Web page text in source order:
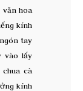
văn hoa
kính
tay
vào lấy
cà
kính